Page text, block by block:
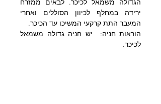
המעבר התת קרקעי המשיכו עד הכיכר.
לכיכר.